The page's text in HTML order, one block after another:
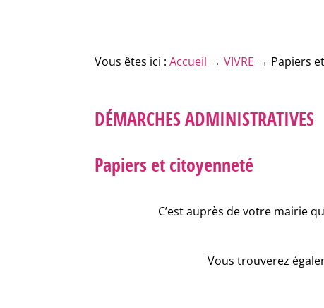
Vous êtes ici :Accueil →VIVRE → Papiers
DÉMARCHES ADMINISTRATIVES
Papiers et citoyenneté
C’est auprès de votre mairie
Vous trouverez